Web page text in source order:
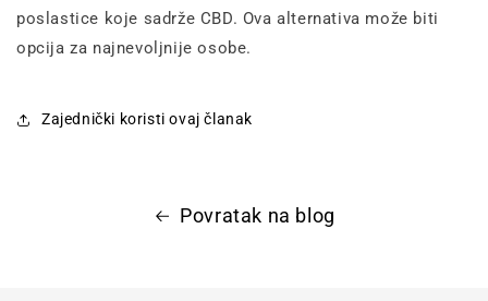
poslastice koje sadrže CBD. Ova alternativa može biti
opcija za najnevoljnije osobe.
Zajednički koristi ovaj članak
Povratak na blog